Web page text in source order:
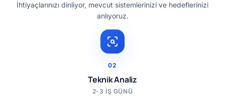
İhtiyaçlarınızı dinliyor, mevcut sistemlerinizi ve hedeflerinizi
anlıyoruz.
02
Teknik Analiz
2-3 IŞ GÜNÜ